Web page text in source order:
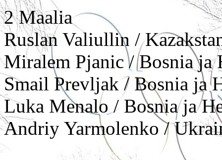
2 Maalia
Ruslan Valiullin /
Miralem Pjanic / Bosnia ja
Smail Prevljak / Bosnia ja
Luka Menalo / Bosnia ja
Andriy Yarmolenko /